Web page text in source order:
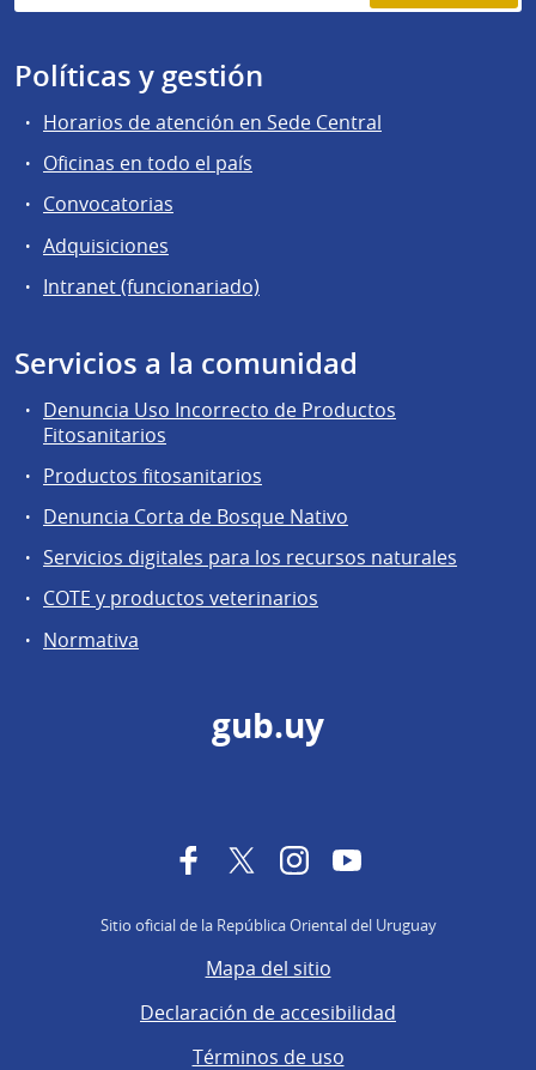
Políticas y gestión
Horarios de atención en Sede Central
Oficinas en todo el país
Convocatorias
Adquisiciones
Intranet (funcionariado)
Servicios a la comunidad
Denuncia Uso Incorrecto de Productos
Fitosanitarios
Productos fitosanitarios
Denuncia Corta de Bosque Nativo
Servicios digitales para los recursos naturales
COTE y productos veterinarios
Normativa
gub.uy
FacebookTwitterInstagramYouTube
Sitio oficial de la República Oriental del Uruguay
Mapa del sitio
Declaración de accesibilidad
Términos de uso